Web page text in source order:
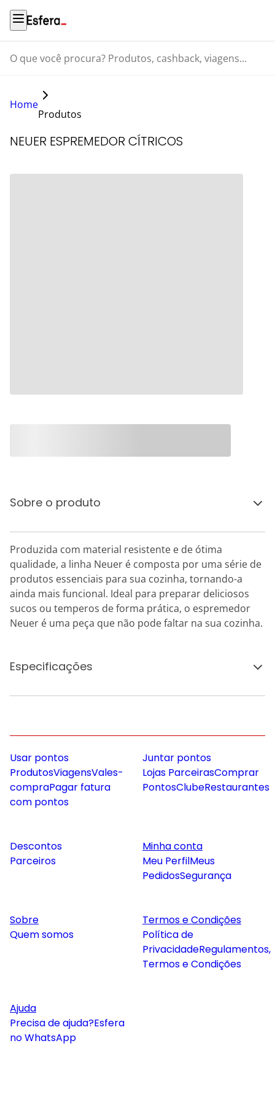
O que você procura? Produtos, cashback, viagens...
Home
Produtos
NEUER ESPREMEDOR CÍTRICOS
Sobre o produto
Produzida com material resistente e de ótima
qualidade, a linha Neuer é composta por uma série de
produtos essenciais para sua cozinha, tornando-a
ainda mais funcional. Ideal para preparar deliciosos
sucos ou temperos de forma prática, o espremedor
Neuer é uma peça que não pode faltar na sua cozinha.
Especificações
Usar pontos
ProdutosViagensVales-
compraPagar fatura
com pontos
Juntar pontos
Lojas ParceirasComprar
PontosClubeRestaurantes
Descontos
Parceiros
Minha conta
Meu PerfilMeus
PedidosSegurança
Sobre
Quem somos
Termos e Condições
Política de
PrivacidadeRegulamentos,
Termos e Condições
Ajuda
Precisa de ajuda?Esfera
no WhatsApp